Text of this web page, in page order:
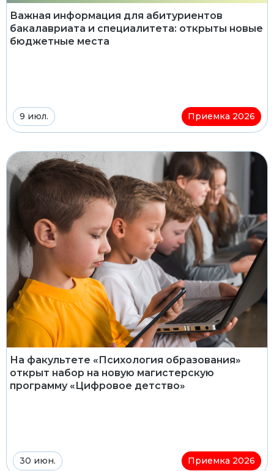
Важная информация для абитуриентов
бакалавриата и специалитета: открыты новые
бюджетные места
9 июл. Приемка 2026
На факультете «Психология образования»
открыт набор на новую магистерскую
программу «Цифровое детство»
30 июн. Приемка 2026